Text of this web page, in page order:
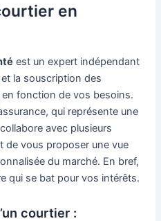
en
est un expert indépendant
la souscription des
fonction de vos besoins.
qui représente une
avec plusieurs
de vous proposer une vue
du marché. En bref,
qui se bat pour vos intérêts.
courtier :